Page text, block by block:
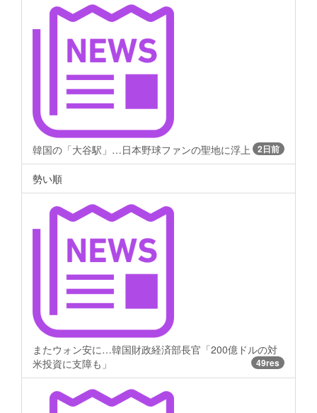
韓国の「大谷駅」…日本野球ファンの聖地に浮上 2日前
勢い順
またウォン安に…韓国財政経済部長官「200億ドルの対
米投資に支障も」
49res